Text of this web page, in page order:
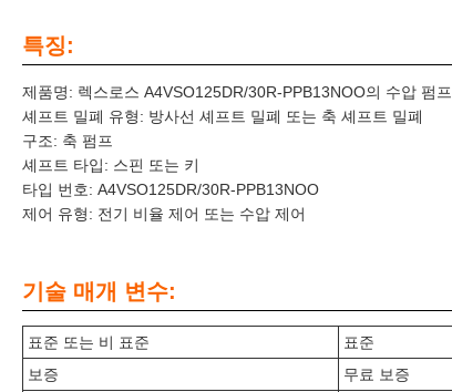
특징:
제품명: 렉스로스 A4VSO125DR/30R-PPB13NOO의 수압 펌프
셰프트 밀폐 유형: 방사선 셰프트 밀폐 또는 축 셰프트 밀폐
구조: 축 펌프
셰프트 타입: 스핀 또는 키
타입 번호: A4VSO125DR/30R-PPB13NOO
제어 유형: 전기 비율 제어 또는 수압 제어
기술 매개 변수:
표준 또는 비 표준
표준
보증
무료 보증